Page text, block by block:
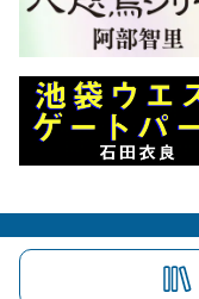
会社概要
株式会社文藝春秋